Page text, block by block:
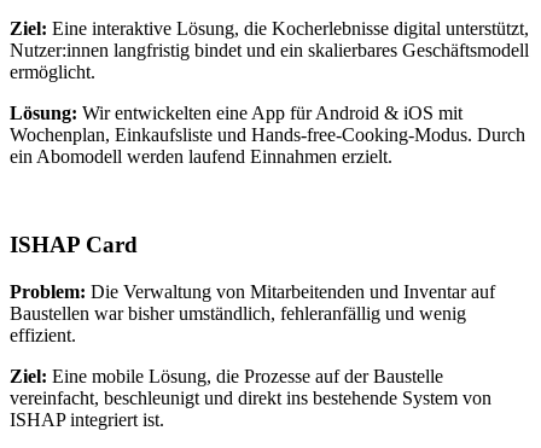
Ziel: Eine interaktive Lösung, die Kocherlebnisse digital unterstützt,
Nutzer:innen langfristig bindet und ein skalierbares Geschäftsmodell
ermöglicht.
Lösung: Wir entwickelten eine App für Android & iOS mit
Wochenplan, Einkaufsliste und Hands-free-Cooking-Modus. Durch
ein Abomodell werden laufend Einnahmen erzielt.
ISHAP Card
Problem: Die Verwaltung von Mitarbeitenden und Inventar auf
Baustellen war bisher umständlich, fehleranfällig und wenig
effizient.
Ziel: Eine mobile Lösung, die Prozesse auf der Baustelle
vereinfacht, beschleunigt und direkt ins bestehende System von
ISHAP integriert ist.